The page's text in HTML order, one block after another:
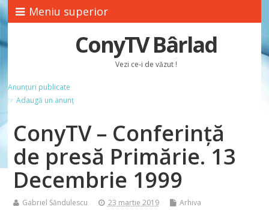
Meniu superior
ConyTV Bârlad
Vezi ce-i de văzut !
Anunțuri publicate
☞ Adaugă un anunț
ConyTV – Conferinţă
de presă Primărie. 13
Decembrie 1999
Gabriel Săndulescu 23 martie 2019 Arhiva